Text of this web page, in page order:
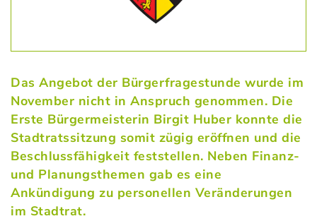
Das Angebot der Bürgerfragestunde wurde im
November nicht in Anspruch genommen. Die
Erste Bürgermeisterin Birgit Huber konnte die
Stadtratssitzung somit zügig eröffnen und die
Beschlussfähigkeit feststellen. Neben Finanz-
und Planungsthemen gab es eine
Ankündigung zu personellen Veränderungen
im Stadtrat.